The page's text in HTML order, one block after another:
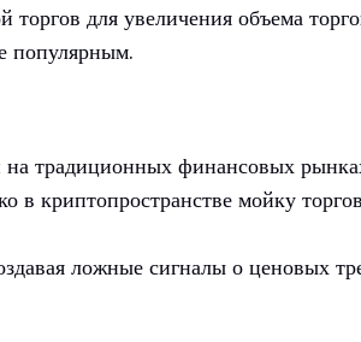
торгов для увеличения объема
популярным.
на традиционных финансовых
криптопространстве мойку
ложные сигналы о ценовых